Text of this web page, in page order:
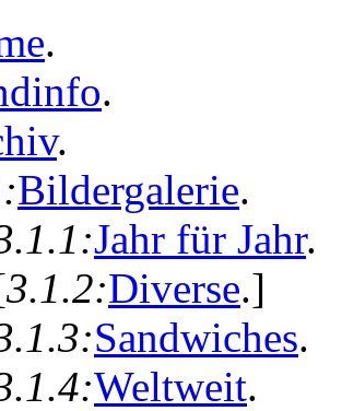
.
.
.
Bildergalerie.
Jahr für Jahr.
3.1.2:Diverse.]
Sandwiches.
Weltweit.